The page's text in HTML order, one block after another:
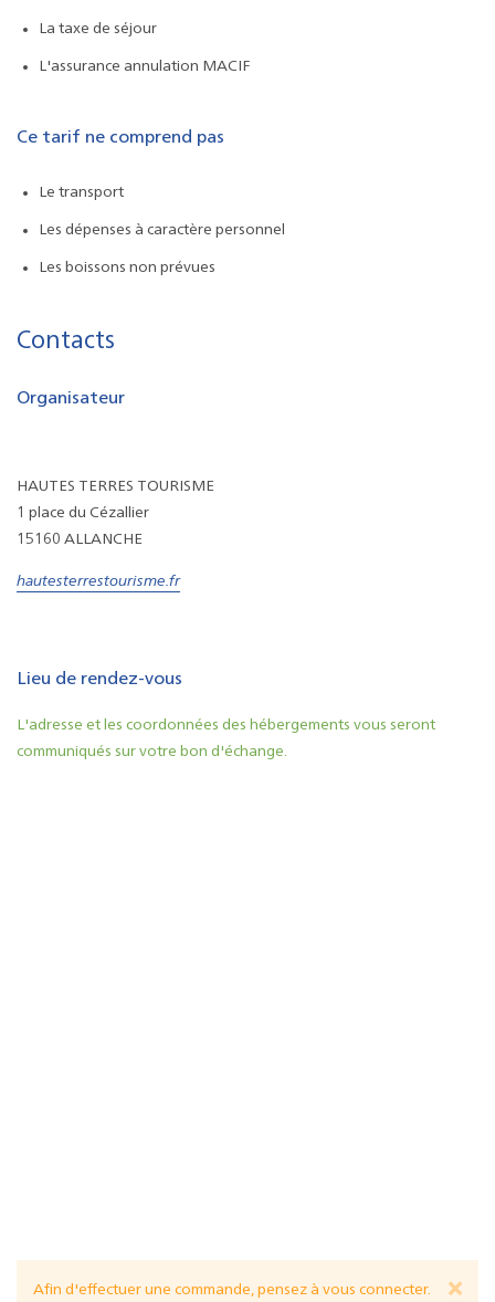
La taxe de séjour
L'assurance annulation MACIF
Ce tarif ne comprend pas
Le transport
Les dépenses à caractère personnel
Les boissons non prévues
Contacts
Organisateur
HAUTES TERRES TOURISME
1 place du Cézallier
15160 ALLANCHE
hautesterrestourisme.fr
Lieu de rendez-vous
L'adresse et les coordonnées des hébergements vous seront
communiqués sur votre bon d'échange.
×
Afin d'effectuer une commande, pensez à vous connecter.